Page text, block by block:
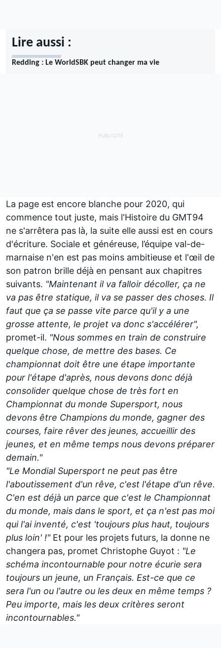
Lire aussi :
Redding : Le WorldSBK peut changer ma vie
La page est encore blanche pour 2020, qui
commence tout juste, mais l'Histoire du GMT94
ne s'arrêtera pas là, la suite elle aussi est en cours
d'écriture. Sociale et généreuse, l’équipe val-de-
marnaise n'en est pas moins ambitieuse et l'œil de
son patron brille déjà en pensant aux chapitres
suivants. "Maintenant il va falloir décoller, ça ne
va pas être statique, il va se passer des choses. Il
faut que ça se passe vite parce qu'il y a une
grosse attente, le projet va donc s'accélérer",
promet-il. "Nous sommes en train de construire
quelque chose, de mettre des bases. Ce
championnat doit être une étape importante
pour l'étape d'après, nous devons donc déjà
consolider quelque chose de très fort en
Championnat du monde Supersport, nous
devons être Champions du monde, gagner des
courses, faire rêver des jeunes, accueillir des
jeunes, et en même temps nous devons préparer
demain."
"Le Mondial Supersport ne peut pas être
l'aboutissement d'un rêve, c'est l'étape d'un rêve.
C'en est déjà un parce que c'est le Championnat
du monde, mais dans le sport, et ça n'est pas moi
qui l'ai inventé, c'est 'toujours plus haut, toujours
plus loin' !"Et pour les projets futurs, la donne ne
changera pas, promet Christophe Guyot : "Le
schéma incontournable pour notre écurie sera
toujours un jeune, un Français. Est-ce que ce
sera l'un ou l'autre ou les deux en même temps ?
Peu importe, mais les deux critères seront
incontournables."